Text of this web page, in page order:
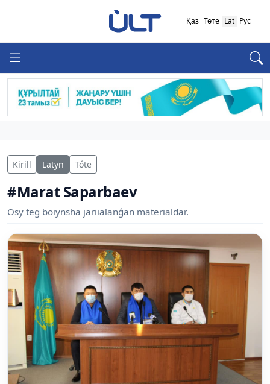
Қаз Төте Lat Рус
Kirill Latyn Tóte
#Marat Saparbaev
Osy teg boiynsha jariialanǵan materialdar.